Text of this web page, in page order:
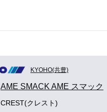
KYOHO(共豊)
AME SMACK AME スマック
CREST(クレスト)